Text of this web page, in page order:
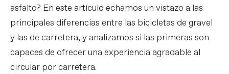
asfalto? En este artículo echamos un vistazo a las
principales diferencias entre las bicicletas de gravel
y las de carretera, y analizamos si las primeras son
capaces de ofrecer una experiencia agradable al
circular por carretera.